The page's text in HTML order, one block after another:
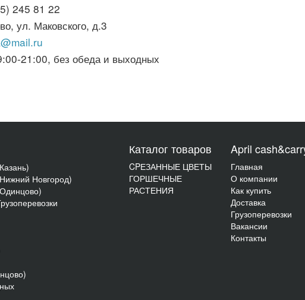
245 81 22
ул. Маковского, д.3
00-21:00, без обеда и выходных
Новгород)
Каталог товаров
CPЕЗАННЫЕ ЦВЕТЫ
ГОРШЕЧНЫЕ
РАСТЕНИЯ
April
Главная
О компании
Как купить
Доставка
Грузоперевозки
Вакансии
Контакты